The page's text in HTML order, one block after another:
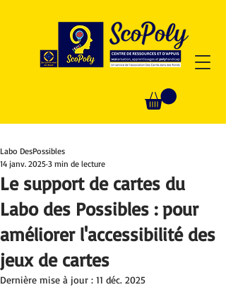
Le support de cartes du
Labo des Possibles : pour
améliorer l'accessibilité des
jeux de cartes
Labo DesPossibles
14 janv. 2025 3 min de lecture
Dernière mise à jour : 11 déc. 2025